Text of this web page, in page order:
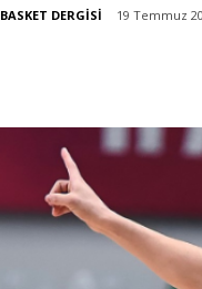
BASKET DERGİSİ 19 Temmuz